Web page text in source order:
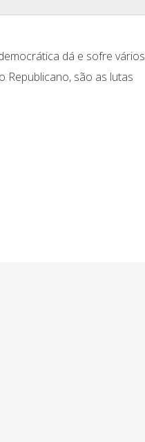
dá e sofre vários
Republicano, são as lutas